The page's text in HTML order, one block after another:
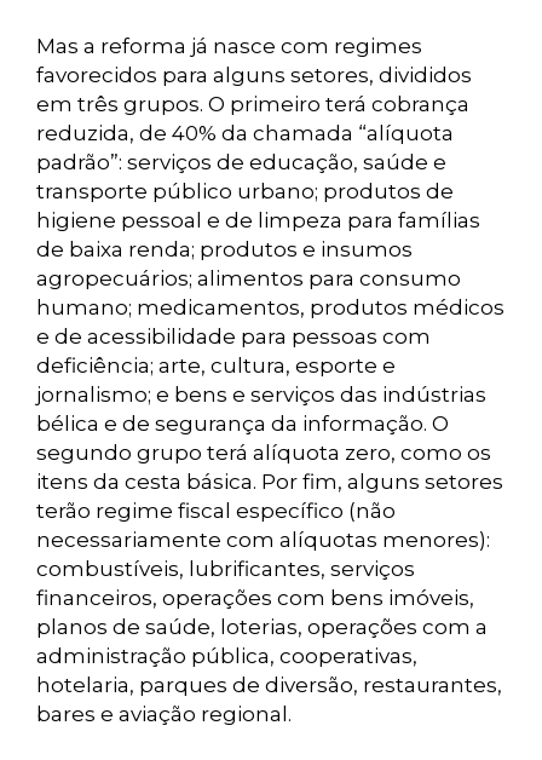
Mas a reforma já nasce com regimes
favorecidos para alguns setores, divididos
em três grupos. O primeiro terá cobrança
reduzida, de 40% da chamada “alíquota
padrão”: serviços de educação, saúde e
transporte público urbano; produtos de
higiene pessoal e de limpeza para famílias
de baixa renda; produtos e insumos
agropecuários; alimentos para consumo
humano; medicamentos, produtos médicos
e de acessibilidade para pessoas com
deficiência; arte, cultura, esporte e
jornalismo; e bens e serviços das indústrias
bélica e de segurança da informação. O
segundo grupo terá alíquota zero, como os
itens da cesta básica. Por fim, alguns setores
terão regime fiscal específico (não
necessariamente com alíquotas menores):
combustíveis, lubrificantes, serviços
financeiros, operações com bens imóveis,
planos de saúde, loterias, operações com a
administração pública, cooperativas,
hotelaria, parques de diversão, restaurantes,
bares e aviação regional.